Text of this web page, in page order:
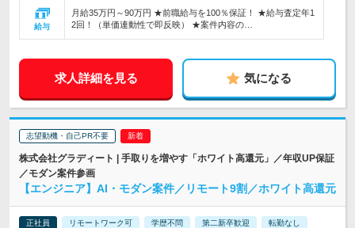
給与
月給35万円～90万円 ★前職給与を100％保証！ ★給与査定年1
2回！（単価連動性で即反映） ★案件内容の…
求人詳細を見る 気になる
志望動機・自己PR不要
株式会社グラディート | 手取りを増やす「ホワイト高還元」／年収UP保証
／モダン案件参画
【エンジニア】AI・モダン案件／リモート9割／ホワイト高還元
正社員 リモートワーク可 学歴不問 第二新卒歓迎 転勤なし